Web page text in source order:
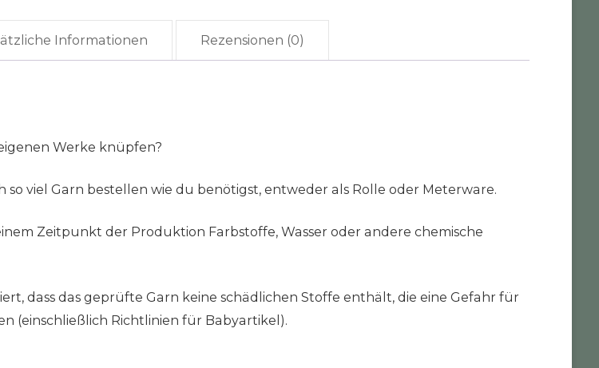
Informationen Rezensionen (0)
Werke knüpfen?
viel Garn bestellen wie du benötigst, entweder als Rolle oder Meterware.
Zeitpunkt der Produktion Farbstoffe, Wasser oder andere chemische
dass das geprüfte Garn keine schädlichen Stoffe enthält, die eine Gefahr für
(einschließlich Richtlinien für Babyartikel).